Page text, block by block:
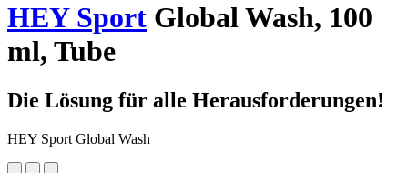
HEY Sport Global Wash, 100
ml, Tube
Die Lösung für alle Herausforderungen!
HEY Sport Global Wash